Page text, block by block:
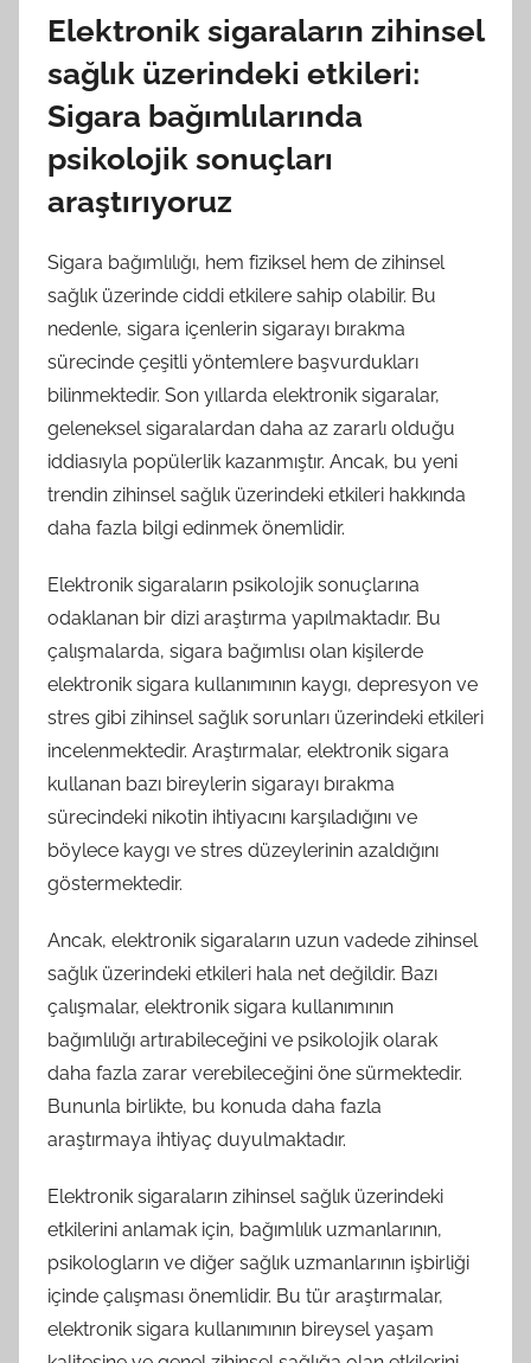
Elektronik sigaraların zihinsel
sağlık üzerindeki etkileri:
Sigara bağımlılarında
psikolojik sonuçları
araştırıyoruz
Sigara bağımlılığı, hem fiziksel hem de zihinsel
sağlık üzerinde ciddi etkilere sahip olabilir. Bu
nedenle, sigara içenlerin sigarayı bırakma
sürecinde çeşitli yöntemlere başvurdukları
bilinmektedir. Son yıllarda elektronik sigaralar,
geleneksel sigaralardan daha az zararlı olduğu
iddiasıyla popülerlik kazanmıştır. Ancak, bu yeni
trendin zihinsel sağlık üzerindeki etkileri hakkında
daha fazla bilgi edinmek önemlidir.
Elektronik sigaraların psikolojik sonuçlarına
odaklanan bir dizi araştırma yapılmaktadır. Bu
çalışmalarda, sigara bağımlısı olan kişilerde
elektronik sigara kullanımının kaygı, depresyon ve
stres gibi zihinsel sağlık sorunları üzerindeki etkileri
incelenmektedir. Araştırmalar, elektronik sigara
kullanan bazı bireylerin sigarayı bırakma
sürecindeki nikotin ihtiyacını karşıladığını ve
böylece kaygı ve stres düzeylerinin azaldığını
göstermektedir.
Ancak, elektronik sigaraların uzun vadede zihinsel
sağlık üzerindeki etkileri hala net değildir. Bazı
çalışmalar, elektronik sigara kullanımının
bağımlılığı artırabileceğini ve psikolojik olarak
daha fazla zarar verebileceğini öne sürmektedir.
Bununla birlikte, bu konuda daha fazla
araştırmaya ihtiyaç duyulmaktadır.
Elektronik sigaraların zihinsel sağlık üzerindeki
etkilerini anlamak için, bağımlılık uzmanlarının,
psikologların ve diğer sağlık uzmanlarının işbirliği
içinde çalışması önemlidir. Bu tür araştırmalar,
elektronik sigara kullanımının bireysel yaşam